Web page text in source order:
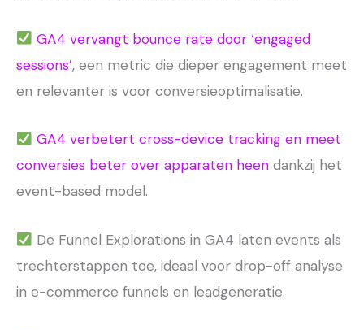
GA4 vervangt bounce rate door ‘engaged
sessions’, een metric die dieper engagement meet
en relevanter is voor conversieoptimalisatie.
GA4 verbetert cross-device tracking en meet
conversies beter over apparaten heen dankzij het
event-based model.
De Funnel Explorations in GA4 laten events als
trechterstappen toe, ideaal voor drop-off analyse
in e-commerce funnels en leadgeneratie.